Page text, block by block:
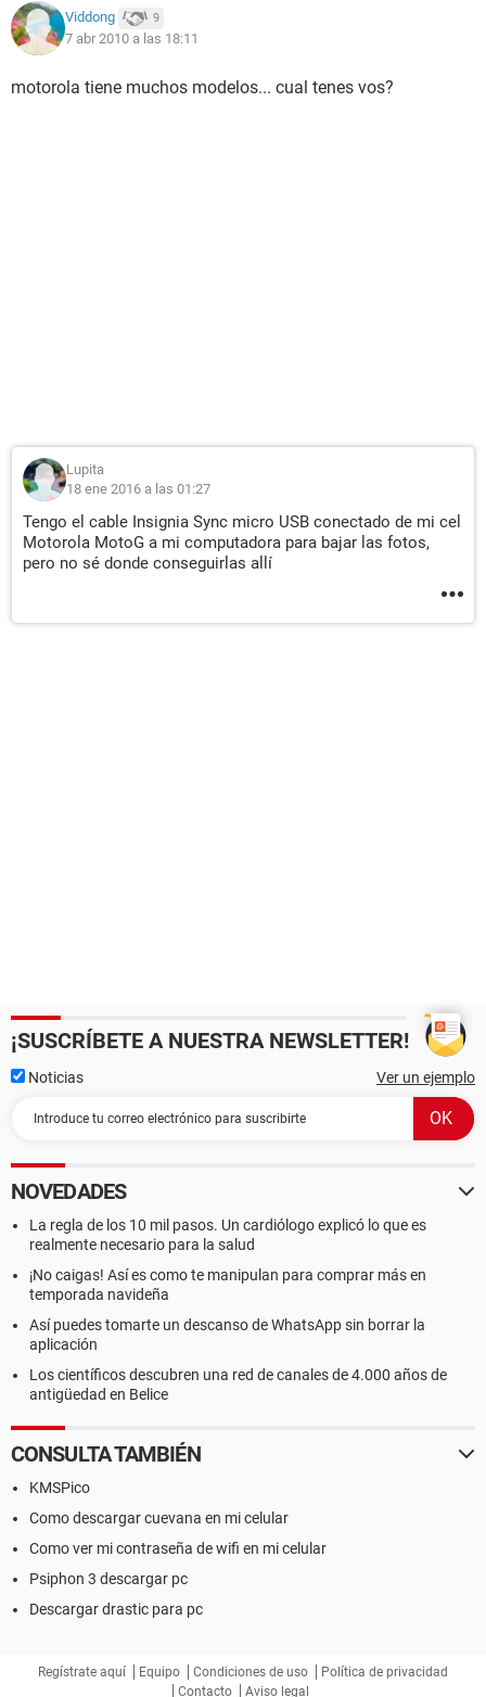
Viddong 9
7 abr 2010 a las 18:11
motorola tiene muchos modelos... cual tenes vos?
Lupita
18 ene 2016 a las 01:27
Tengo el cable Insignia Sync micro USB conectado de mi cel
Motorola MotoG a mi computadora para bajar las fotos,
pero no sé donde conseguirlas allí
¡SUSCRÍBETE A NUESTRA NEWSLETTER!
Noticias Ver un ejemplo
NOVEDADES
La regla de los 10 mil pasos. Un cardiólogo explicó lo que es
realmente necesario para la salud
¡No caigas! Así es como te manipulan para comprar más en
temporada navideña
Así puedes tomarte un descanso de WhatsApp sin borrar la
aplicación
Los científicos descubren una red de canales de 4.000 años de
antigüedad en Belice
CONSULTA TAMBIÉN
KMSPico
Como descargar cuevana en mi celular
Como ver mi contraseña de wifi en mi celular
Psiphon 3 descargar pc
Descargar drastic para pc
Regístrate aquí Equipo Condiciones de uso
Política de privacidad
Contacto
Aviso legal